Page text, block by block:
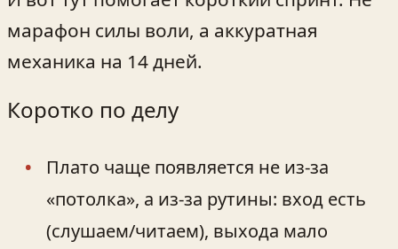
марафон силы воли, а аккуратная
механика на 14 дней.
Коротко по делу
Плато чаще появляется не из-за
«потолка», а из-за рутины: вход есть
(слушаем/читаем), выхода мало